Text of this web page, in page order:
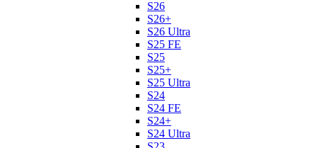
S26
S26+
S26 Ultra
S25 FE
S25
S25+
S25 Ultra
S24
S24 FE
S24+
S24 Ultra